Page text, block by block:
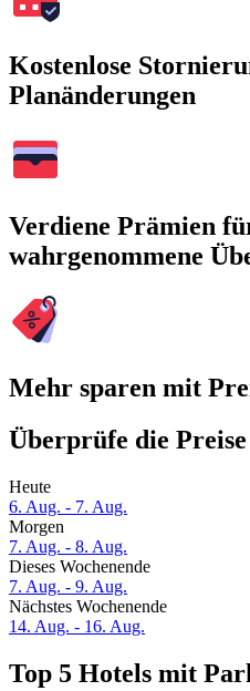
Kostenlose
Planänderungen
Verdiene Prämien
wahrgenommene
Mehr sparen mit
Überprüfe die
Heute
6. Aug. - 7. Aug.
Morgen
7. Aug. - 8. Aug.
Dieses Wochenende
7. Aug. - 9. Aug.
Nächstes Wochenende
14. Aug. - 16. Aug.
Top 5 Hotels mit